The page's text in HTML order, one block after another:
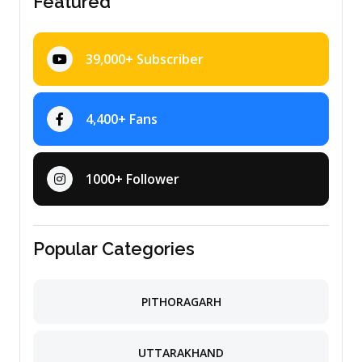
39,000+ Subscriber
4,400+ Fans
1000+ Follower
Popular Categories
PITHORAGARH
UTTARAKHAND